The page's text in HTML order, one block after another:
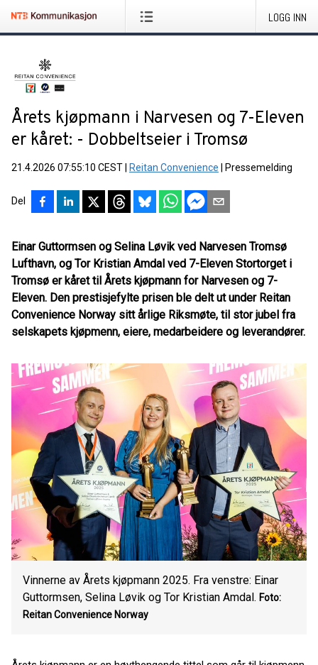
LOGG INN
Årets kjøpmann i Narvesen og 7-Eleven
er kåret: - Dobbeltseier i Tromsø
21.4.2026 07:55:10 CEST Reitan Convenience Pressemelding
Del
Einar Guttormsen og Selina Løvik ved Narvesen Tromsø
Lufthavn, og Tor Kristian Amdal ved 7-Eleven Stortorget i
Tromsø er kåret til Årets kjøpmann for Narvesen og 7-
Eleven. Den prestisjefylte prisen ble delt ut under Reitan
Convenience Norway sitt årlige Riksmøte, til stor jubel fra
selskapets kjøpmenn, eiere, medarbeidere og leverandører.
Vinnerne av Årets kjøpmann 2025. Fra venstre: Einar
Guttormsen, Selina Løvik og Tor Kristian Amdal. Foto:
Reitan Convenience Norway